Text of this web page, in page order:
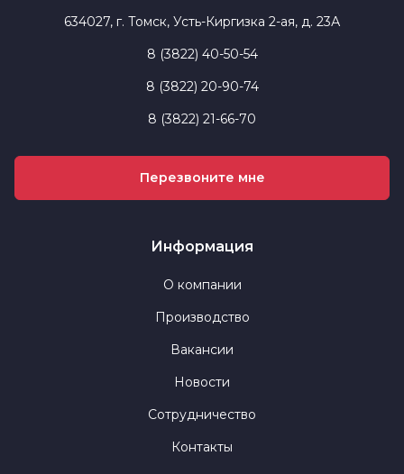
634027, г. Томск, Усть-Киргизка 2-ая, д. 23А
8 (3822) 40-50-54
8 (3822) 20-90-74
8 (3822) 21-66-70
Перезвоните мне
Информация
О компании
Производство
Вакансии
Новости
Сотрудничество
Контакты